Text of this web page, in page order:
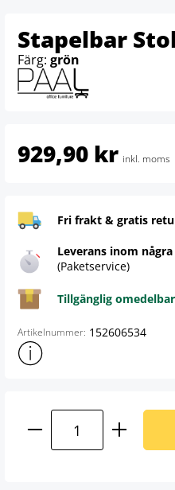
Stapelbar
Färg: grön
929,90 kr inkl. moms
Fri frakt & gratis
Leverans inom
(Paketservice)
Tillgänglig
Artikelnummer: 152606534
Visa mer produktinformation